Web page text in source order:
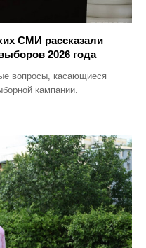
СМИ рассказали
2026 года
вопросы, касающиеся
кампании.